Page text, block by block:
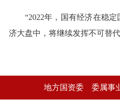
“2022年，国有经济在稳
济大盘中，将继续发挥不可替
地方国资委 委属事